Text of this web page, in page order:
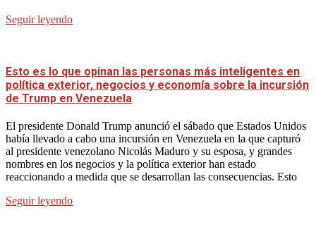
Seguir leyendo
Esto es lo que opinan las personas más inteligentes en
política exterior, negocios y economía sobre la incursión
de Trump en Venezuela
El presidente Donald Trump anunció el sábado que Estados Unidos
había llevado a cabo una incursión en Venezuela en la que capturó
al presidente venezolano Nicolás Maduro y su esposa, y grandes
nombres en los negocios y la política exterior han estado
reaccionando a medida que se desarrollan las consecuencias. Esto
Seguir leyendo